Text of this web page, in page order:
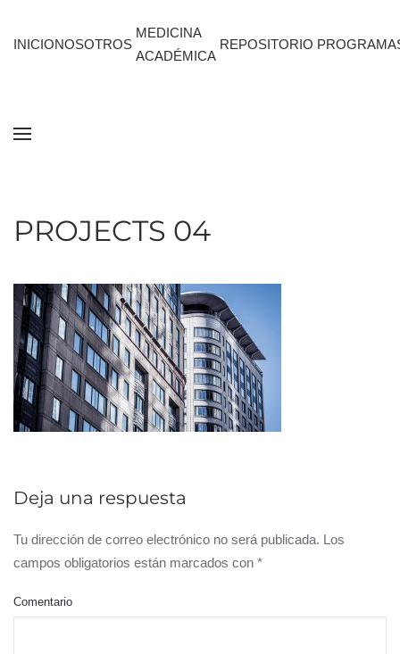
INICIONOSOTROS
MEDICINA
ACADÉMICA
REPOSITORIO
PROJECTS 04
Deja una respuesta
Tu dirección de correo electrónico no será publicada. Los
campos obligatorios están marcados con *
Comentario